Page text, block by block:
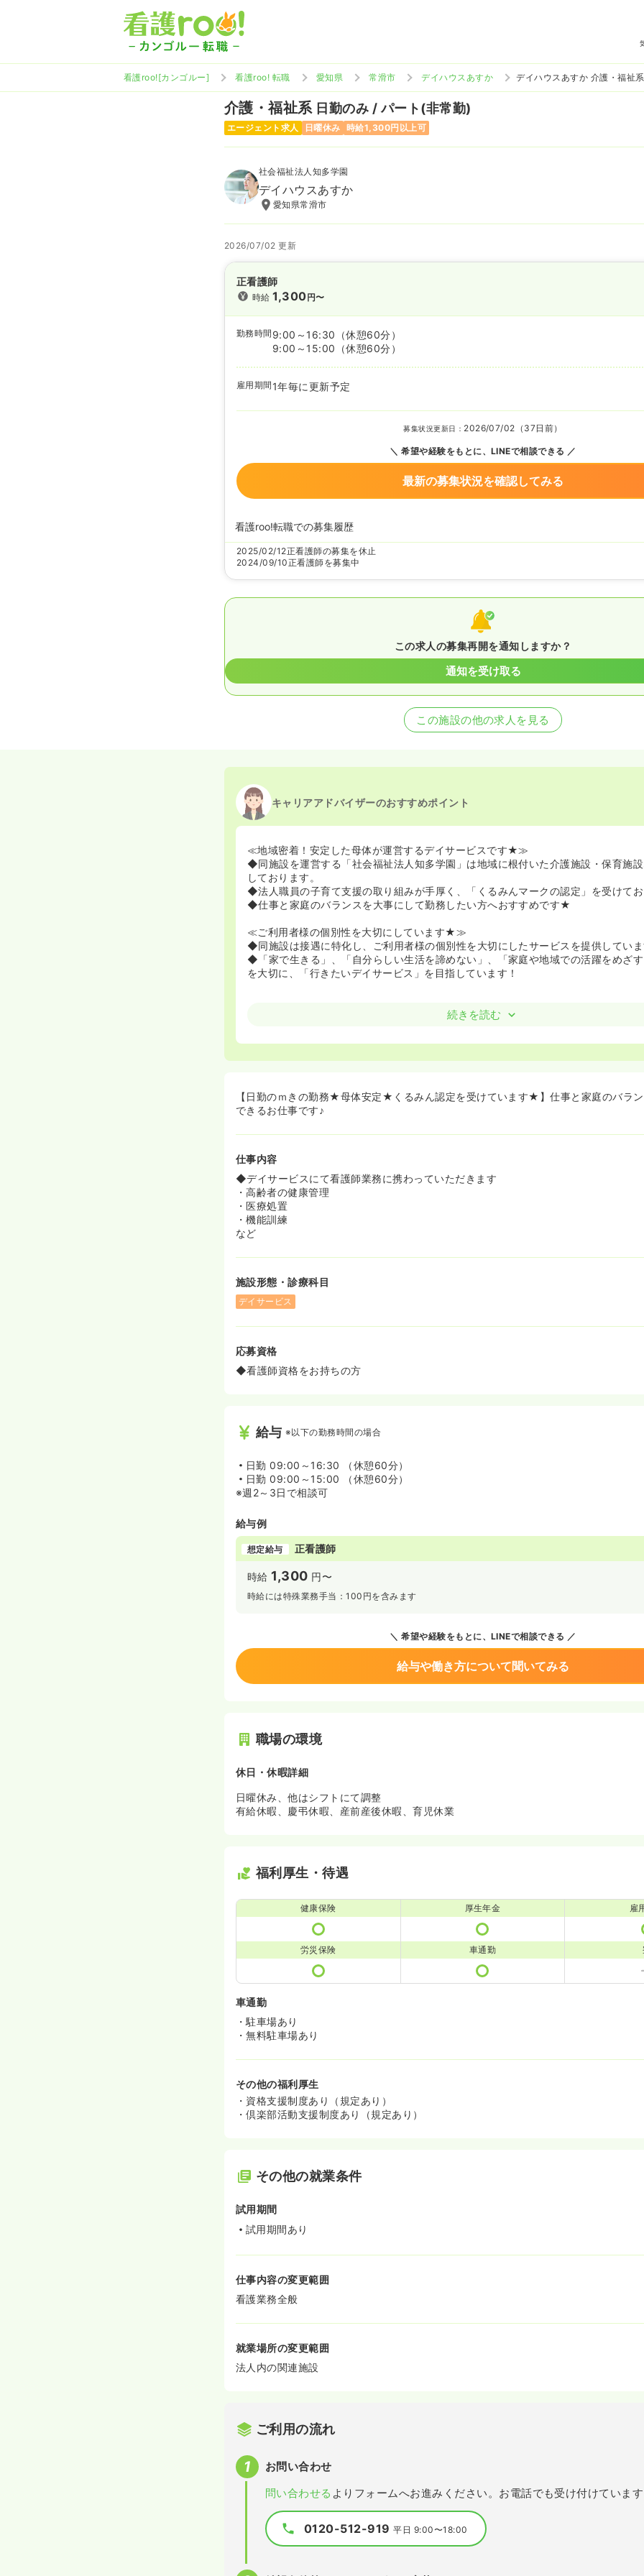
看護roo![カンゴルー] 看護roo! 転職 愛知県 常滑市 デイハウスあすか デイハウスあすか 介護・福祉
介護・福祉系 日勤のみ / パート(非常勤)
エージェント求人 日曜休み 時給1,300円以上可
社会福祉法人知多学園
デイハウスあすか
愛知県常滑市
2026/07/02 更新
正看護師
時給1,300円〜
勤務時間 9:00～16:30
（休憩60分）
9:00～15:00
（休憩60分）
雇用期間 1年毎に更新予定
募集状況更新日： 2026/07/02（37日前）
希望や経験をもとに、LINEで相談できる
最新の募集状況を確認してみる
看護roo!転職での募集履歴
2025/02/12正看護師の募集を休止
2024/09/10正看護師を募集中
この求人の募集再開を通知しますか？
通知を受け取る
この施設の他の求人を見る
キャリアアドバイザーのおすすめポイント
≪地域密着！安定した母体が運営するデイサービスです★≫
◆同施設を運営する「社会福祉法人知多学園」は地域に根付いた介護施設・保育施
しております。
◆法人職員の子育て支援の取り組みが手厚く、「くるみんマークの認定」を受けて
◆仕事と家庭のバランスを大事にして勤務したい方へおすすめです★
≪ご利用者様の個別性を大切にしています★≫
◆同施設は接遇に特化し、ご利用者様の個別性を大切にしたサービスを提供してい
◆「家で生きる」、「自分らしい生活を諦めない」、「家庭や地域での活躍をめざ
を大切に、「行きたいデイサービス」を目指しています！
続きを読む
【日勤のｍきの勤務★母体安定★くるみん認定を受けています★】仕事と家庭のバラ
できるお仕事です♪
仕事内容
◆デイサービスにて看護師業務に携わっていただきます
・高齢者の健康管理
・医療処置
・機能訓練
など
施設形態・診療科目
デイサービス
応募資格
◆看護師資格をお持ちの方
給与 ※以下の勤務時間の場合
日勤 09:00～16:30 （休憩60分）
日勤 09:00～15:00 （休憩60分）
※週2～3日で相談可
給与例
想定給与 正看護師
時給 1,300 円〜
時給には特殊業務手当：100円を含みます
希望や経験をもとに、LINEで相談できる
給与や働き方について聞いてみる
職場の環境
休日・休暇詳細
日曜休み、他はシフトにて調整
有給休暇、慶弔休暇、産前産後休暇、育児休業
福利厚生・待遇
健康保険 厚生年金 雇
労災保険 車通勤
車通勤
・駐車場あり
・無料駐車場あり
その他の福利厚生
・資格支援制度あり（規定あり）
・倶楽部活動支援制度あり（規定あり）
その他の就業条件
試用期間
試用期間あり
仕事内容の変更範囲
看護業務全般
就業場所の変更範囲
法人内の関連施設
ご利用の流れ
お問い合わせ
問い合わせる よりフォームへお進みください。お電話でも受け付けていま
0120-512-919平日 9:00〜18:00